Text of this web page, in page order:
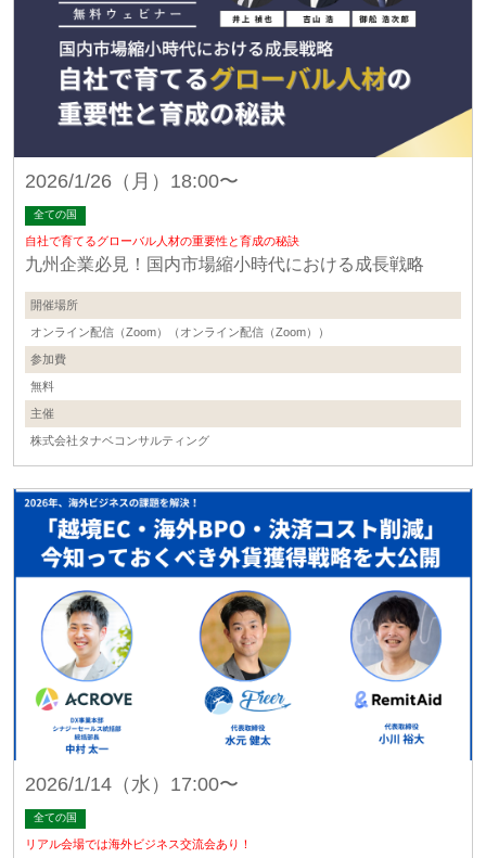
2026/1/26（月）18:00〜
全ての国
自社で育てるグローバル人材の重要性と育成の秘訣
九州企業必見！国内市場縮小時代における成長戦略
開催場所
オンライン配信（Zoom）（オンライン配信（Zoom））
参加費
無料
主催
株式会社タナベコンサルティング
2026/1/14（水）17:00〜
全ての国
リアル会場では海外ビジネス交流会あり！